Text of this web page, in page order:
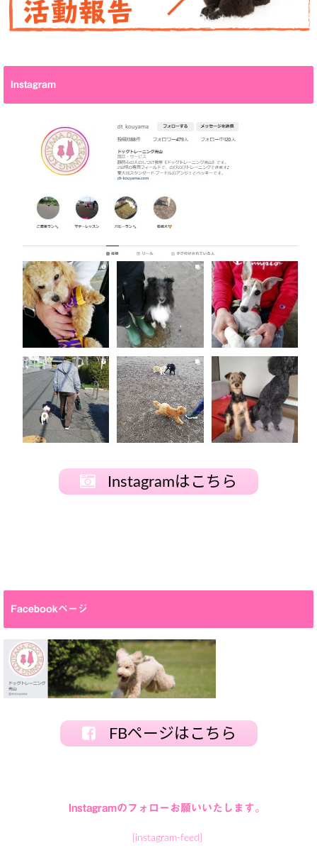
Instagram
Instagramはこちら
Facebookページ
FBページはこちら
Instagramのフォローお願いいたします。
[instagram-feed]